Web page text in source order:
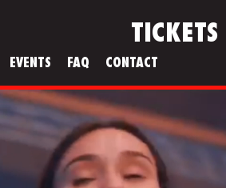
EVENTS FAQ CONTACT
TICKETS